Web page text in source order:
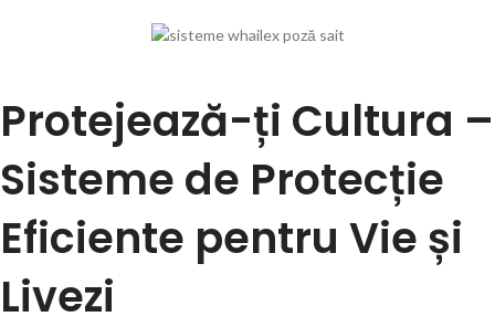
Protejează-ți Cultura –
Sisteme de Protecție
Eficiente pentru Vie și
Livezi